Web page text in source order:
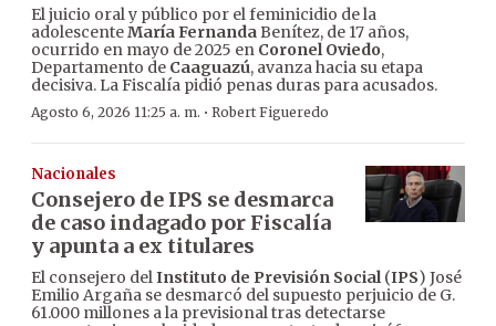
El juicio oral y público por el feminicidio de la
adolescenteMaría FernandaBenítez, de 17 años,
ocurrido en mayo de 2025 en Coronel Oviedo,
Departamento de Caaguazú, avanza hacia su etapa
decisiva. La Fiscalía pidió penas duras para acusados.
Agosto 6, 2026 11:25 a. m. · Robert Figueredo
Nacionales
Consejero de IPS se desmarca
de caso indagado por Fiscalía
y apunta a ex titulares
El consejero delInstituto de Previsión Social(IPS) José
Emilio Argaña se desmarcó del supuesto perjuicio de G.
61.000 millones a la previsional tras detectarse